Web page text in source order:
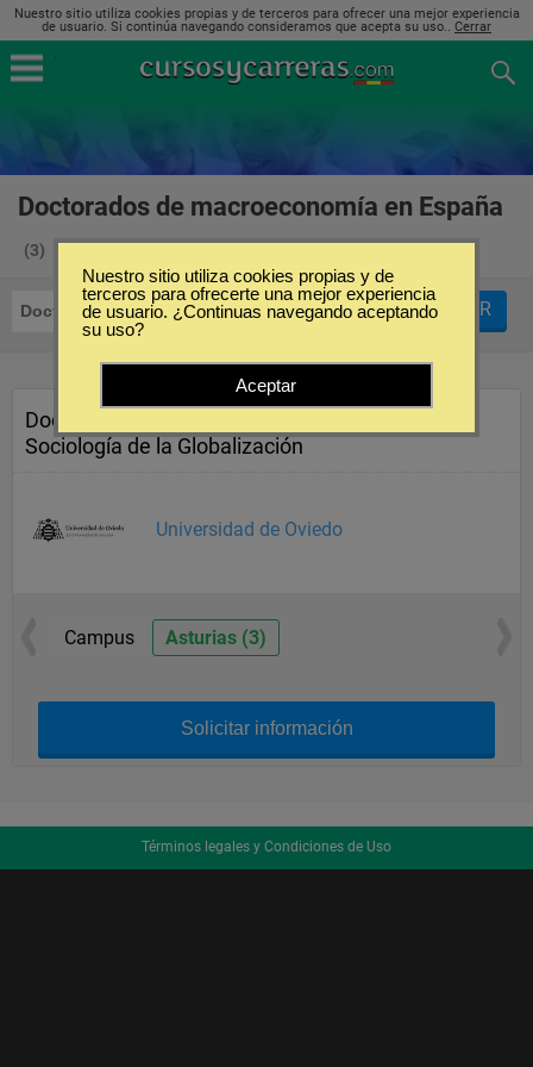
Nuestro sitio utiliza cookies propias y de terceros para ofrecer una mejor experiencia
de usuario. Si continúa navegando consideramos que acepta su uso.. Cerrar
Doctorados de macroeconomía en España
(3)
Doctorados Macroeconomía FILTRAR
Doctorado en Economía y
Sociología de la Globalización
Universidad de Oviedo
Campus Asturias (3)
Solicitar información
Términos legales y Condiciones de Uso
Nuestro sitio utiliza cookies propias y de
terceros para ofrecerte una mejor experiencia
de usuario. ¿Continuas navegando aceptando
su uso?
Aceptar